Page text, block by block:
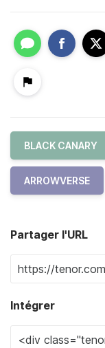
BLACK CANARY
ARROWVERSE
Partager l'URL
Intégrer